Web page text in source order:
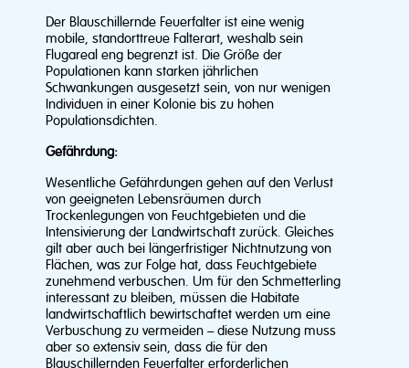
Der Blauschillernde Feuerfalter ist eine wenig
mobile, standorttreue Falterart, weshalb sein
Flugareal eng begrenzt ist. Die Größe der
Populationen kann starken jährlichen
Schwankungen ausgesetzt sein, von nur wenigen
Individuen in einer Kolonie bis zu hohen
Populationsdichten.
Gefährdung:
Wesentliche Gefährdungen gehen auf den Verlust
von geeigneten Lebensräumen durch
Trockenlegungen von Feuchtgebieten und die
Intensivierung der Landwirtschaft zurück. Gleiches
gilt aber auch bei längerfristiger Nichtnutzung von
Flächen, was zur Folge hat, dass Feuchtgebiete
zunehmend verbuschen. Um für den Schmetterling
interessant zu bleiben, müssen die Habitate
landwirtschaftlich bewirtschaftet werden um eine
Verbuschung zu vermeiden – diese Nutzung muss
aber so extensiv sein, dass die für den
Blauschillernden Feuerfalter erforderlichen